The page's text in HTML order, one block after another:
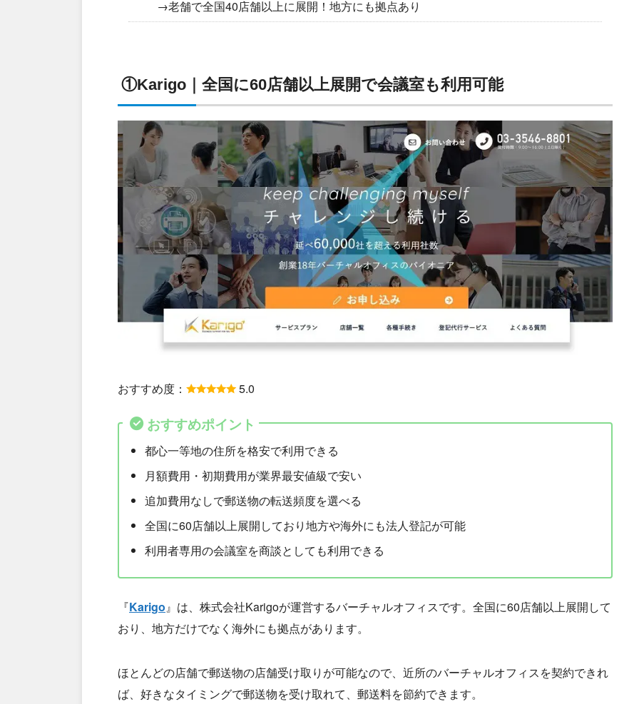
→老舗で全国40店舗以上に展開！地方にも拠点あり
①Karigo｜全国に60店舗以上展開で会議室も利用可能
おすすめ度： 5.0
おすすめポイント
都心一等地の住所を格安で利用できる
月額費用・初期費用が業界最安値級で安い
追加費用なしで郵送物の転送頻度を選べる
全国に60店舗以上展開しており地方や海外にも法人登記が可能
利用者専用の会議室を商談としても利用できる
『Karigo』は、株式会社Karigoが運営するバーチャルオフィスです。全国に60店舗以上展開して
おり、地方だけでなく海外にも拠点があります。
ほとんどの店舗で郵送物の店舗受け取りが可能なので、近所のバーチャルオフィスを契約できれ
ば、好きなタイミングで郵送物を受け取れて、郵送料を節約できます。